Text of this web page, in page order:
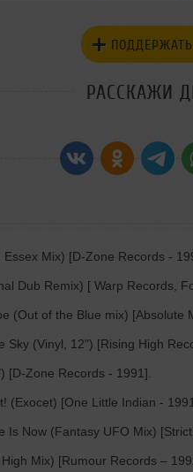
РАССКАЖИ
Mix) [D-Zone Records -
Dub Remix) [ Warp Records,
(Out of the Blue mix) [Absolute
Sky (Vinyl, 12") [Rising High
[D-Zone Records - 1991].
(Exocet) [One Little Indian -
Is Now (Fantasy UFO Mix)
Mix) [Rumour Records –